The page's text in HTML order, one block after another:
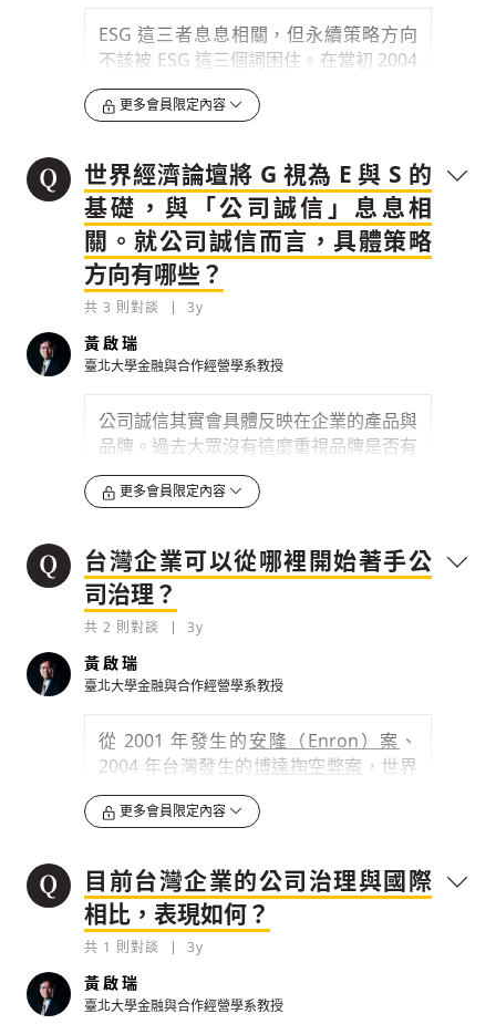
第四， 公平競爭 ：依各地相關競爭法令，
從事業務活動，不能違反公平競爭原則。
遵守國內外營運所在地的稅務相關法令。
檢舉留言
ESG 這三者息息相關，但永續策略方向
不該被 ESG 這三個詞困住。在當初 2004
年 ESG 一詞第一次發表的時候，是在跟
資本市場對話，在我看來它比較是
categorized（歸類）才容易評估。但是
企業整體營運來說，除了 ESG 以外，還
有更多部分是需要被顧慮到。例如供應鏈
管理，貨運塞港、戰爭會不會超越 ESG
所關注的範疇？也許是。從企業永續經營
來看，ESG 會幫我們更聚焦，但是不用
被框死，因為每家公司都不同的策略方
向。
檢舉留言
如果不確定可以怎麼做，可以具體連動這
三個面向，以我們的管理顧問經驗，可以
有幾個步驟。第一步驟，可以先看公司原
協助企業成立永續發展委員會。第二步
驟，進入鑑別和評估，會去評估全球趨
勢、產業狀況與脈動、公司未來三到五年
的發展。另外...
0
更多會員限定內容
世界經濟論壇將 G 視為 E 與 S 的
基礎，與「公司誠信」息息相
關。就公司誠信而言，具體策略
方向有哪些？
共 3 則對談 3y
黃啟瑞
臺北大學金融與合作經營學系教授
公司誠信其實會具體反映在企業的產品與
品牌。過去大眾沒有這麼重視品牌是否有
永續的概念，可能更在乎產品品質。根據
資誠聯合會計師事務所的《2021 全球消
購買 的重要因素之一，有 70％ 消費者認
同「信任」，品牌有沒有誠信，是購買商
品的重要因素。
例如星巴克為了洗刷採購過程中剝削供應
商的污名，從 2020 年開始在美國推出
區塊鏈技術，揭露咖啡豆生產流程的服
牌的信心，「哪裡有懷疑，就從哪裡做
起」。
0 3y
現在網路上資訊易得，大眾現在不用「放
大鏡」，而是「顯微鏡」來檢視所有的訊
息，企業要做到誠信是能夠被檢驗的。不
過光是這樣還不夠，還要
牌...
更多會員限定內容
台灣企業可以從哪裡開始著手公
司治理？
共 2 則對談 3y
黃啟瑞
臺北大學金融與合作經營學系教授
從 2001 年發生的安隆（Enron）案 、
2004 年台灣發生的博達掏空弊案 ，世界
各國主管機關開始修法，從證券交易法、
公司法等規範完善公司治理制度，台灣也
守則 」，內容分為五個面向：第一，要保
護所有股東權益，特別是針對小股東的保
護；第二，如何落實股東權益的保障，不
會有前面所提到的代理問題。這需要透過
強化董事會的職能
化、獨立董事、女性董事等；第三...
更多會員限定內容
目前台灣企業的公司治理與國際
相比，表現如何？
共 1 則對談 3y
黃啟瑞
臺北大學金融與合作經營學系教授